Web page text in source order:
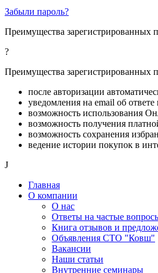
Забыли пароль?
Преимущества зарегистрированных
?
Преимущества зарегистрированных
после авторизации
уведомления на email об
возможность использования
возможность получения
возможность сохранения
ведение истории покупок в
J
Главная
О компании
О нас
Ответы на частые
Книга отзывов и
Объявления СТО "Ковш"
Вакансии
Наши статьи
Внутренние семинары